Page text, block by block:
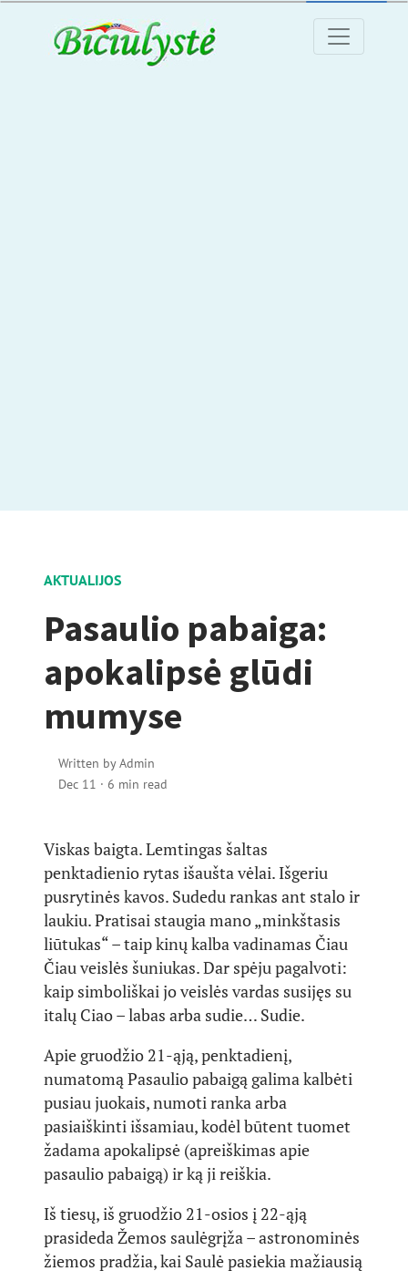
AKTUALIJOS
Pasaulio pabaiga:
apokalipsė glūdi
mumyse
Written byAdmin
Dec 11 · 6 min read
Viskas baigta. Lemtingas šaltas
penktadienio rytas išaušta vėlai. Išgeriu
pusrytinės kavos. Sudedu rankas ant stalo ir
laukiu. Pratisai staugia mano „minkštasis
liūtukas“ – taip kinų kalba vadinamas Čiau
Čiau veislės šuniukas. Dar spėju pagalvoti:
kaip simboliškai jo veislės vardas susijęs su
italų Ciao – labas arba sudie… Sudie.
Apie gruodžio 21-ąją, penktadienį,
numatomą Pasaulio pabaigą galima kalbėti
pusiau juokais, numoti ranka arba
pasiaiškinti išsamiau, kodėl būtent tuomet
žadama apokalipsė (apreiškimas apie
pasaulio pabaigą) ir ką ji reiškia.
Iš tiesų, iš gruodžio 21-osios į 22-ąją
prasideda Žemos saulėgrįža – astronominės
žiemos pradžia, kai Saulė pasiekia mažiausią